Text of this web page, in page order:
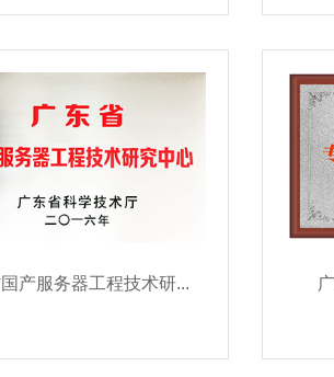
广东省国产服务器工程技术研究中心